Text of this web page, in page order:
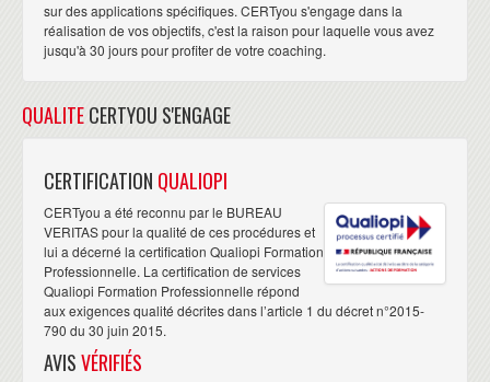
sur des applications spécifiques. CERTyou s'engage dans la
réalisation de vos objectifs, c'est la raison pour laquelle vous avez
jusqu'à 30 jours pour profiter de votre coaching.
QUALITECERTYOU S'ENGAGE
CERTIFICATION QUALIOPI
CERTyou a été reconnu par le BUREAU
VERITAS pour la qualité de ces procédures et
lui a décerné la certification Qualiopi Formation
Professionnelle. La certification de services
Qualiopi Formation Professionnelle répond
aux exigences qualité décrites dans l’article 1 du décret n°2015-
790 du 30 juin 2015.
AVISVÉRIFIÉS